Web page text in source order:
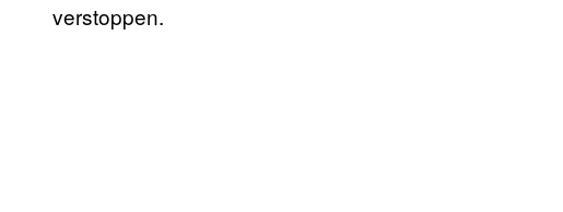
verstoppen.